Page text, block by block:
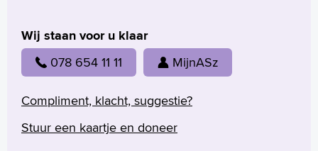
Wij staan voor u klaar
078 654 11 11 MijnASz
Compliment, klacht, suggestie?
Stuur een kaartje en doneer